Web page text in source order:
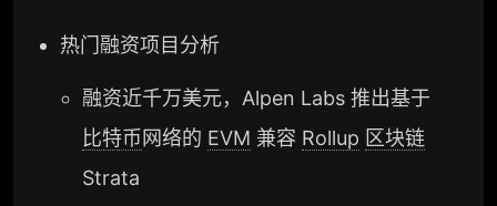
热门融资项目分析
融资近千万美元，Alpen Labs 推出基于
比特币网络的 EVM 兼容 Rollup 区块链
Strata